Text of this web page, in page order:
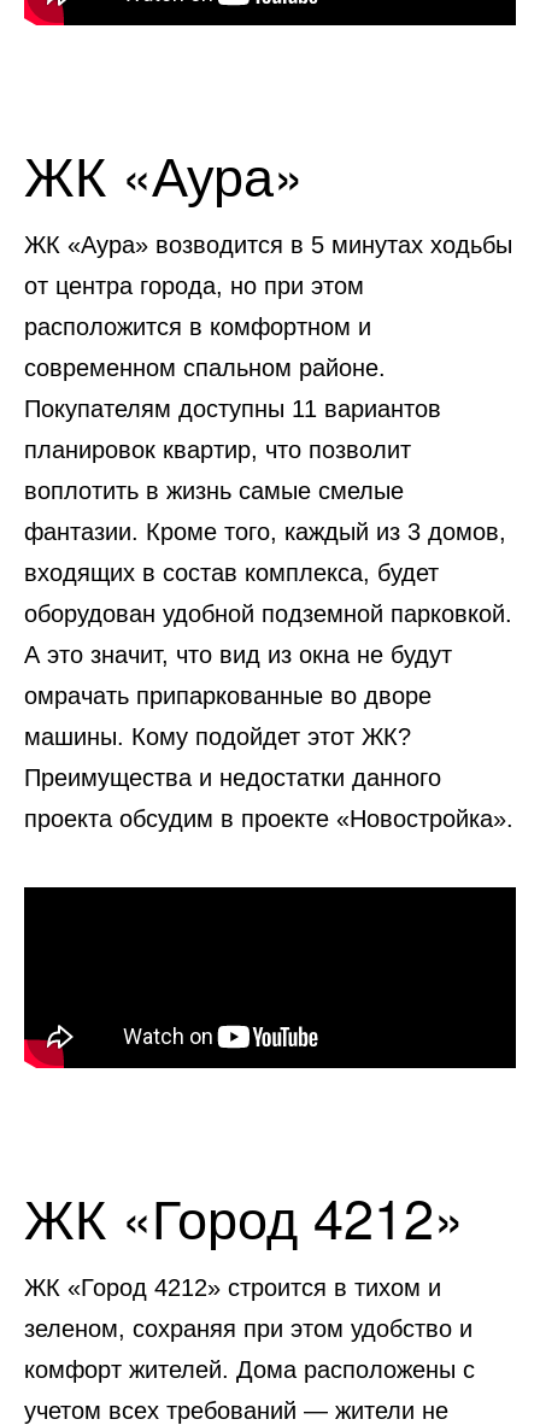
ЖК «Аура»
ЖК «Аура» возводится в 5 минутах ходьбы
от центра города, но при этом
расположится в комфортном и
современном спальном районе.
Покупателям доступны 11 вариантов
планировок квартир, что позволит
воплотить в жизнь самые смелые
фантазии. Кроме того, каждый из 3 домов,
входящих в состав комплекса, будет
оборудован удобной подземной парковкой.
А это значит, что вид из окна не будут
омрачать припаркованные во дворе
машины. Кому подойдет этот ЖК?
Преимущества и недостатки данного
проекта обсудим в проекте «Новостройка».
ЖК «Город 4212»
ЖК «Город 4212» строится в тихом и
зеленом, сохраняя при этом удобство и
комфорт жителей. Дома расположены с
учетом всех требований — жители не